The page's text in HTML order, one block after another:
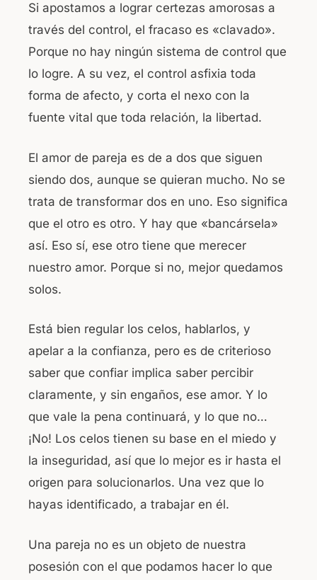
Si apostamos a lograr certezas amorosas a
través del control, el fracaso es «clavado».
Porque no hay ningún sistema de control que
lo logre. A su vez, el control asfixia toda
forma de afecto, y corta el nexo con la
fuente vital que toda relación, la libertad.
El amor de pareja es de a dos que siguen
siendo dos, aunque se quieran mucho. No se
trata de transformar dos en uno. Eso significa
que el otro es otro. Y hay que «bancársela»
así. Eso sí, ese otro tiene que merecer
nuestro amor. Porque si no, mejor quedamos
solos.
Está bien regular los celos, hablarlos, y
apelar a la confianza, pero es de criterioso
saber que confiar implica saber percibir
claramente, y sin engaños, ese amor. Y lo
que vale la pena continuará, y lo que no…
¡No! Los celos tienen su base en el miedo y
la inseguridad, así que lo mejor es ir hasta el
origen para solucionarlos. Una vez que lo
hayas identificado, a trabajar en él.
Una pareja no es un objeto de nuestra
posesión con el que podamos hacer lo que